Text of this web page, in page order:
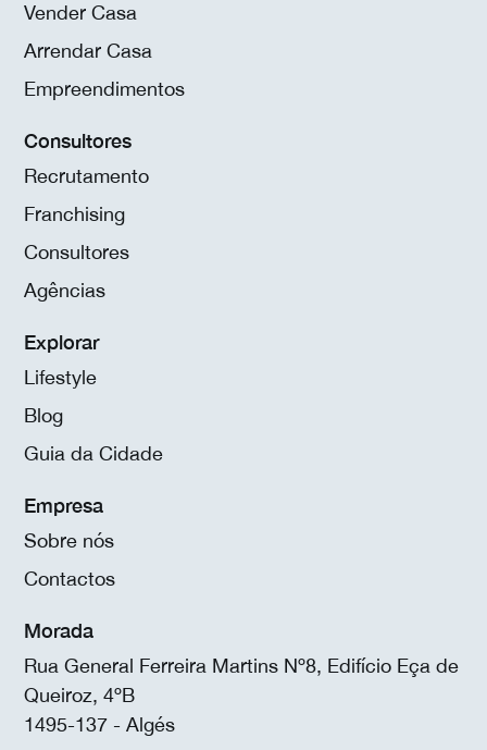
Vender Casa
Arrendar Casa
Empreendimentos
Consultores
Recrutamento
Franchising
Consultores
Agências
Explorar
Lifestyle
Blog
Guia da Cidade
Empresa
Sobre nós
Contactos
Morada
Rua General Ferreira Martins Nº8, Edifício Eça de
Queiroz, 4ºB
1495-137 - Algés